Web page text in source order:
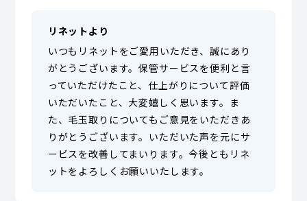
リネットより
いつもリネットをご愛用いただき、誠にあり
がとうございます。保管サービスを便利と言
っていただけたこと、仕上がりについて評価
いただいたこと、大変嬉しく思います。ま
た、毛玉取りについてもご意見をいただきあ
りがとうございます。いただいた声を元にサ
ービスを改善してまいります。今後ともリネ
ットをよろしくお願いいたします。